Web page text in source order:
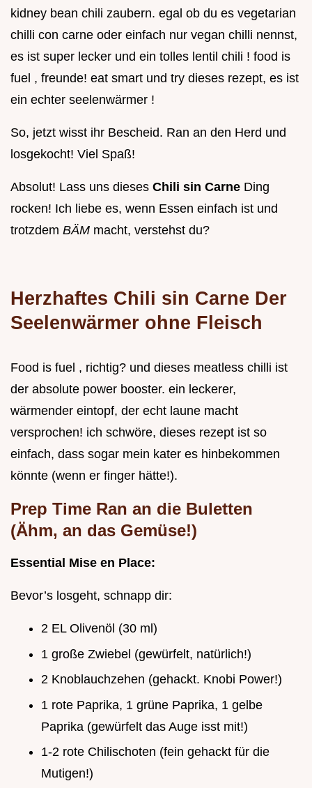
kidney bean chili zaubern. egal ob du es vegetarian
chilli con carne oder einfach nur vegan chilli nennst,
es ist super lecker und ein tolles lentil chili ! food is
fuel , freunde! eat smart und try dieses rezept, es ist
ein echter seelenwärmer !
So, jetzt wisst ihr Bescheid. Ran an den Herd und
losgekocht! Viel Spaß!
Absolut! Lass uns dieses Chili sin Carne Ding
rocken! Ich liebe es, wenn Essen einfach ist und
trotzdem BÄM macht, verstehst du?
Herzhaftes Chili sin Carne Der
Seelenwärmer ohne Fleisch
Food is fuel , richtig? und dieses meatless chilli ist
der absolute power booster. ein leckerer,
wärmender eintopf, der echt laune macht
versprochen! ich schwöre, dieses rezept ist so
einfach, dass sogar mein kater es hinbekommen
könnte (wenn er finger hätte!).
Prep Time Ran an die Buletten
(Ähm, an das Gemüse!)
Essential Mise en Place:
Bevor’s losgeht, schnapp dir:
2 EL Olivenöl (30 ml)
1 große Zwiebel (gewürfelt, natürlich!)
2 Knoblauchzehen (gehackt. Knobi Power!)
1 rote Paprika, 1 grüne Paprika, 1 gelbe
Paprika (gewürfelt das Auge isst mit!)
1-2 rote Chilischoten (fein gehackt für die
Mutigen!)